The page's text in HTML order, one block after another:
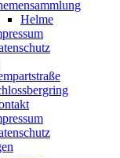
Helme